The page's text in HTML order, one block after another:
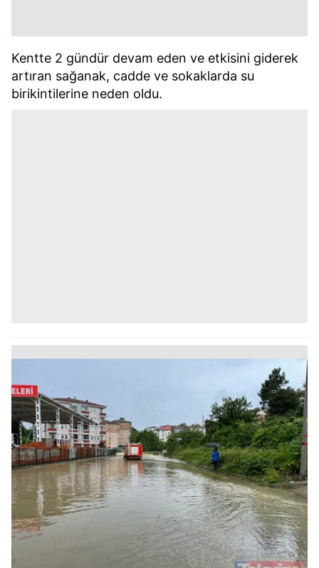
Kentte 2 gündür devam eden ve etkisini giderek
artıran sağanak, cadde ve sokaklarda su
birikintilerine neden oldu.